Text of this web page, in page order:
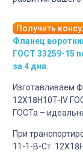
Получить
Фланец
ГОСТ 33259-15
за 4 дня.
Изготавливаем
12Х18Н10Т-IV
ГОСТа –
При
11-1-B-Cт.